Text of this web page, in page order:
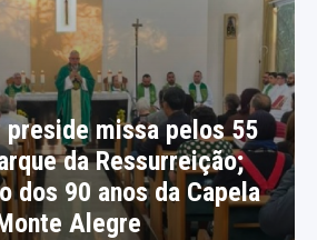
preside missa pelos 55
da Ressurreição;
dos 90 anos da Capela
Alegre